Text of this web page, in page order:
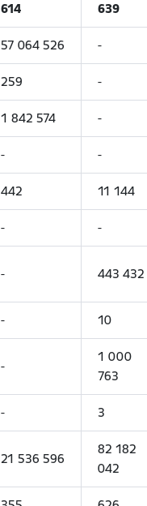
614 639
57 064 526 -
259 -
1 842 574 -
- -
442 11 144
- -
- 443 432
- 10
-
1 000
763
- 3
21 536 596
82 182
042